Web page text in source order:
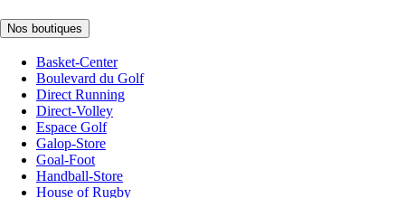
Nos boutiques
Basket-Center
Boulevard du Golf
Direct Running
Direct-Volley
Espace Golf
Galop-Store
Goal-Foot
Handball-Store
House of Rugby